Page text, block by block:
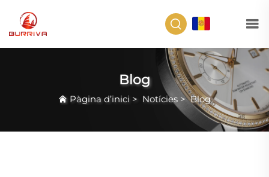
Blog
Pàgina d’inici > Notícies >Blog